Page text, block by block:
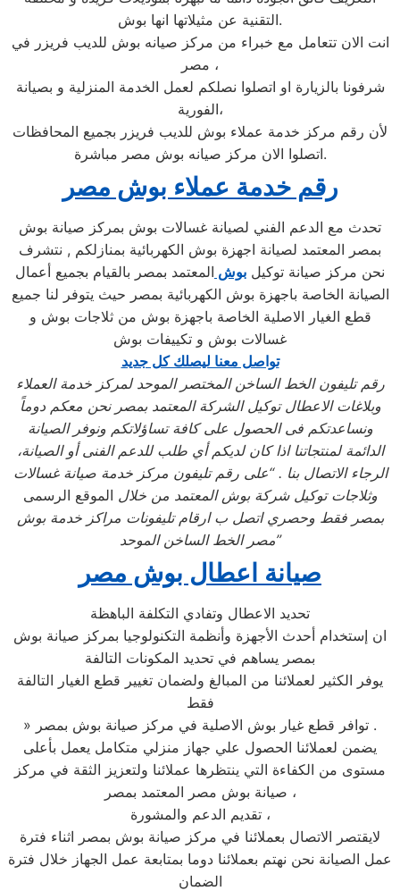
التقنية عن مثيلاتها انها بوش.
انت الان تتعامل مع خبراء من مركز صيانه بوش للديب فريزر في
مصر ،
شرفونا بالزيارة او اتصلوا نصلكم لعمل الخدمة المنزلية و بصيانة
الفورية،
لأن رقم مركز خدمة عملاء بوش للديب فريزر بجميع المحافظات
اتصلوا الان مركز صيانه بوش مصر مباشرة.
رقم خدمة عملاء بوش مصر
تحدث مع الدعم الفني لصيانة غسالات بوش بمركز صيانة بوش
بمصر المعتمد لصيانة اجهزة بوش الكهربائية بمنازلكم , نتشرف
نحن مركز صيانة توكيل بوش المعتمد بمصر بالقيام بجميع أعمال
الصيانة الخاصة باجهزة بوش الكهربائية بمصر حيث يتوفر لنا جميع
قطع الغيار الاصلية الخاصة باجهزة بوش من ثلاجات بوش و
غسالات بوش و تكييفات بوش
تواصل معنا ليصلك كل جديد
رقم تليفون الخط الساخن المختصر الموحد لمركز خدمة العملاء
وبلاغات الاعطال توكيل الشركة المعتمد بمصر نحن معكم دوماً
ونساعدتكم فى الحصول على كافة تساؤلاتكم ونوفر الصيانة
الدائمة لمنتجاتنا اذا كان لديكم أي طلب للدعم الفنى أو الصيانة،
الرجاء الاتصال بنا . “على رقم تليفون مركز خدمة صيانة غسالات
وثلاجات توكيل شركة بوش المعتمد من خلال الموقع الرسمى
بمصر فقط وحصري اتصل ب ارقام تليفونات مراكز خدمة بوش
مصر الخط الساخن الموحد”
صيانة اعطال بوش مصر
تحديد الاعطال وتفادي التكلفة الباهظة
ان إستخدام أحدث الأجهزة وأنظمة التكنولوجيا بمركز صيانة بوش
بمصر يساهم في تحديد المكونات التالفة
يوفر الكثير لعملائنا من المبالغ ولضمان تغيير قطع الغيار التالفة
فقط
» توافر قطع غيار بوش الاصلية في مركز صيانة بوش بمصر .
يضمن لعملائنا الحصول علي جهاز منزلي متكامل يعمل بأعلى
مستوى من الكفاءة التي ينتظرها عملائنا ولتعزيز الثقة في مركز
صيانة بوش مصر المعتمد بمصر ،
تقديم الدعم والمشورة ،
لايقتصر الاتصال بعملائنا في مركز صيانة بوش بمصر اثناء فترة
عمل الصيانة نحن نهتم بعملائنا دوما بمتابعة عمل الجهاز خلال فترة
الضمان